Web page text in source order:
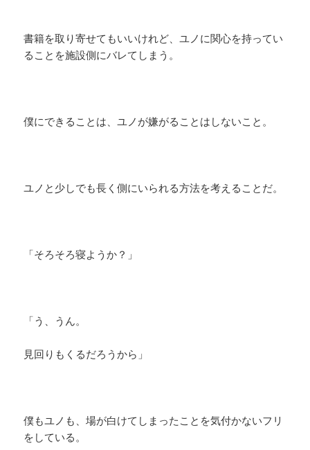
書籍を取り寄せてもいいけれど、ユノに関心を持ってい
ることを施設側にバレてしまう。
僕にできることは、ユノが嫌がることはしないこと。
ユノと少しでも長く側にいられる方法を考えることだ。
「そろそろ寝ようか？」
「う、うん。
見回りもくるだろうから」
僕もユノも、場が白けてしまったことを気付かないフリ
をしている。